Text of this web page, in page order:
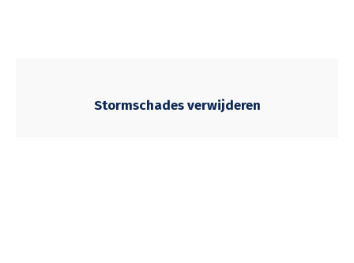
Stormschades verwijderen